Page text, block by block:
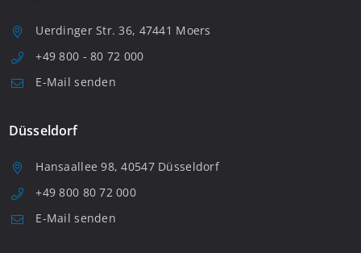
Uerdinger Str. 36, 47441 Moers
+49 800 - 80 72 000
E-Mail senden
Düsseldorf
Hansaallee 98, 40547 Düsseldorf
+49 800 80 72 000
E-Mail senden